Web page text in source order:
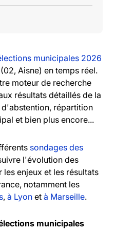
municipales 2026
Aisne) en temps réel.
moteur de recherche
résultats détaillés de la
d'abstention, répartition
et bien plus encore...
sondages des
l'évolution des
enjeux et les résultats
notamment les
, à Lyon et à Marseille.
municipales